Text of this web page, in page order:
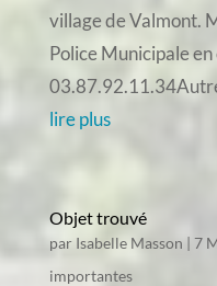
village de Valmont.
Police Municipale en
lire plus
Objet trouvé
par Isabelle Masson | 7
importantes